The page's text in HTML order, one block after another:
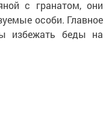
с гранатом, они
особи. Главное
избежать беды на